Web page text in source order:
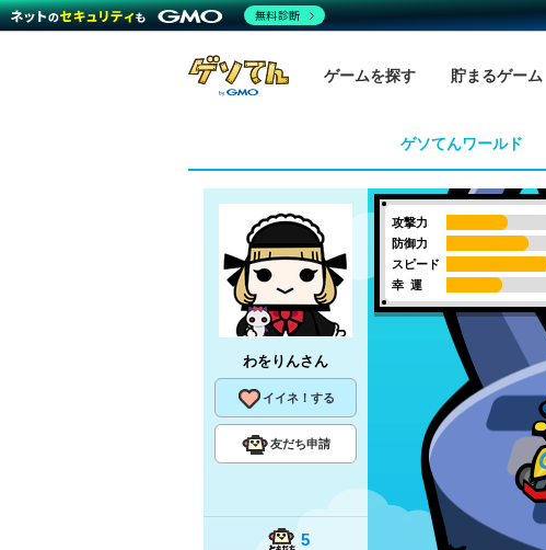
ゲームを探す 貯まるゲーム
ゲソてんワールド
わをりんさん
イイネ！する
友だち申請
5
攻撃力
防御力
スピード
幸 運
無料診断